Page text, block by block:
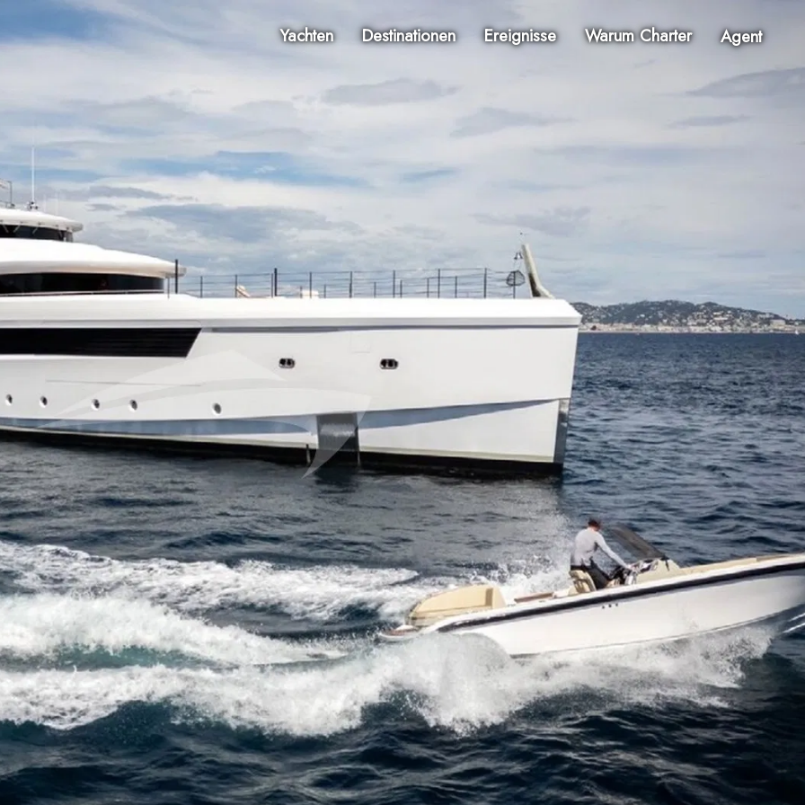
Yachten Destinationen Ereignisse Warum Charter Agent